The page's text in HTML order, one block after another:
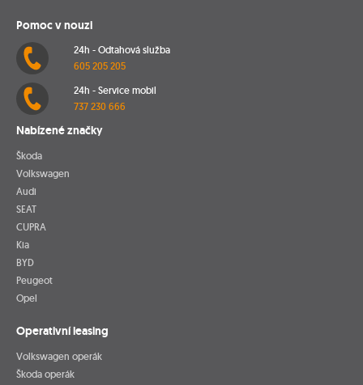
Pomoc v nouzi
24h - Odtahová služba
605 205 205
24h - Service mobil
737 230 666
Nabízené značky
Škoda
Volkswagen
Audi
SEAT
CUPRA
Kia
BYD
Peugeot
Opel
Operativní leasing
Volkswagen operák
Škoda operák